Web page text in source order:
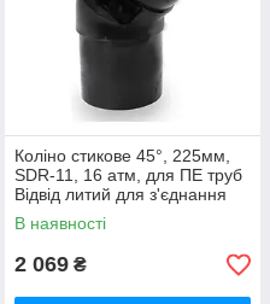
Коліно стикове 45°, 225мм,
SDR-11, 16 атм, для ПЕ труб
Відвід литий для з'єднання
водопровідних та газових
труб
В наявності
2 069 ₴